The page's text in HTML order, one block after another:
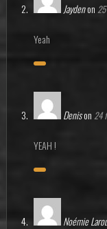
Jayden on
Yeah
Denison 24
YEAH !
Noémie